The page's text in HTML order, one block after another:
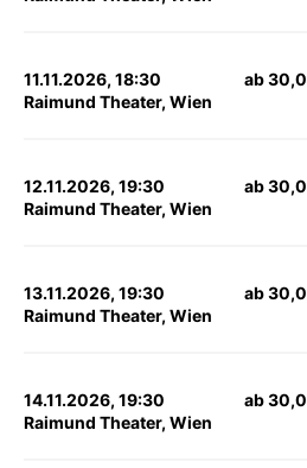
11.11.2026, 18:30
Raimund Theater, Wien
ab
12.11.2026, 19:30
Raimund Theater, Wien
ab
13.11.2026, 19:30
Raimund Theater, Wien
ab
14.11.2026, 19:30
Raimund Theater, Wien
ab